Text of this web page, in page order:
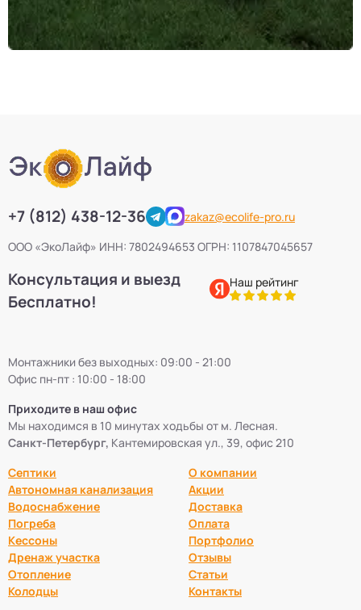
+7 (812) 438-12-36
zakaz@ecolife-pro.ru
ООО «ЭкоЛайф» ИНН: 7802494653 ОГРН: 1107847045657
Консультация и выезд
Бесплатно!
Наш рейтинг
Монтажники без выходных: 09:00 - 21:00
Офис пн-пт : 10:00 - 18:00
Приходите в наш офис
Мы находимся в 10 минутах ходьбы от м. Лесная.
Санкт-Петербург, Кантемировская ул., 39, офис 210
Септики
Автономная канализация
Водоснабжение
Погреба
Кессоны
Дренаж участка
Отопление
Колодцы
О компании
Акции
Доставка
Оплата
Портфолио
Отзывы
Статьи
Контакты